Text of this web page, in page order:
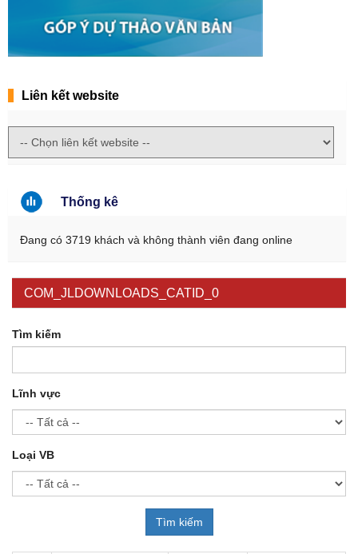
Liên kết website
Thống kê
Đang có 3719 khách và không thành viên đang online
COM_JLDOWNLOADS_CATID_0
Tìm kiếm
Lĩnh vực
Loại VB